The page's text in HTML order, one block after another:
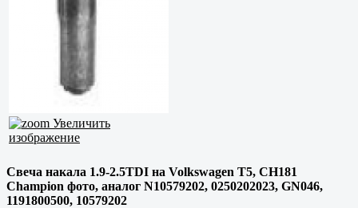
Увеличить
изображение
Свеча накала 1.9-2.5TDI на Volkswagen T5, CH181
Champion фото, аналог N10579202, 0250202023, GN046,
1191800500, 10579202